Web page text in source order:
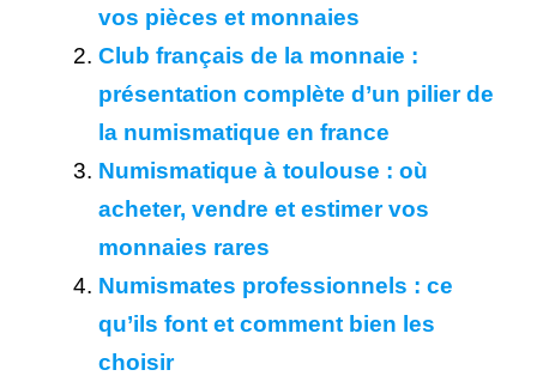
vos pièces et monnaies
Club français de la monnaie :
présentation complète d’un pilier de
la numismatique en france
Numismatique à toulouse : où
acheter, vendre et estimer vos
monnaies rares
Numismates professionnels : ce
qu’ils font et comment bien les
choisir